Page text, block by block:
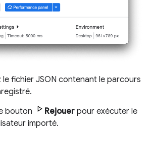
le fichier JSON contenant le parcours
bouton
Rejouer pour exécuter le
importé.